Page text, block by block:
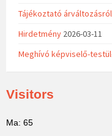
Tájékoztató
Hirdetmény 2026-03-11
Meghívó képviselő-
Visitors
Ma: 65